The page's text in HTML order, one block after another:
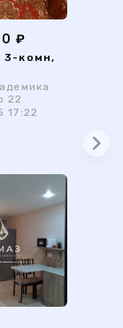
₽
3-комн,
22
17:22